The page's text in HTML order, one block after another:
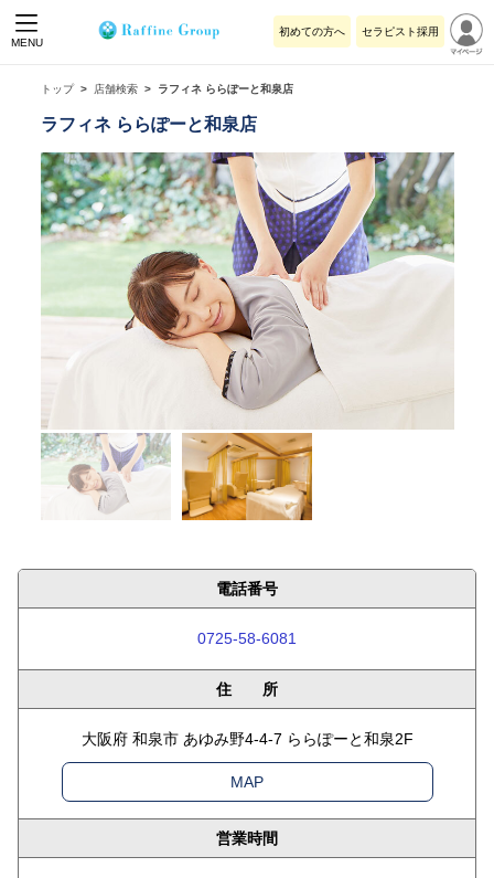
MENU
初めての方へ セラピスト採用
トップ 店舗検索 ラフィネ ららぽーと和泉店
ラフィネ ららぽーと和泉店
電話番号
0725-58-6081
住 所
大阪府 和泉市 あゆみ野4-4-7 ららぽーと和泉2F
MAP
営業時間